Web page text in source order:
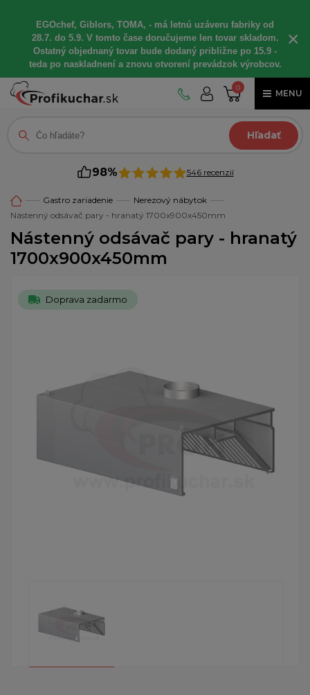
EGOchef, Giblors, TOMA, - má letnú uzáveru fabriky od
28.7. do 5.9. V tomto čase doručujeme len tovar skladom.
Ostatný objednaný tovar bude dodaný približne po 15.9 -
teda po naskladnení a znovu otvorení prevádzok výrobcov.
×
0
MENU
Hľadať
98% 546 recenzií
Gastro zariadenie
Nerezový nábytok
Nástenný odsávač pary - hranatý 1700x900x450mm
Nástenný odsávač pary - hranatý
1700x900x450mm
Doprava zadarmo